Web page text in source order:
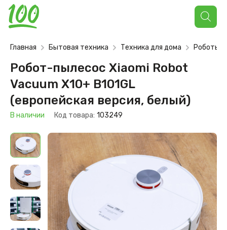
Поиск
товаров
Главная Бытовая техника Техника для дома Роботы-
Робот-пылесос Xiaomi Robot
Vacuum X10+ B101GL
(европейская версия, белый)
В наличии Код товара: 103249